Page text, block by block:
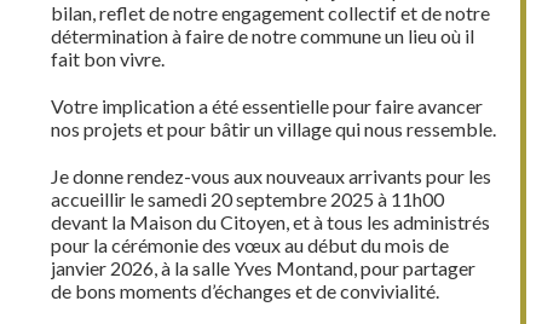
bilan, reflet de notre engagement collectif et de notre
détermination à faire de notre commune un lieu où il
fait bon vivre.
Votre implication a été essentielle pour faire avancer
nos projets et pour bâtir un village qui nous ressemble.
Je donne rendez-vous aux nouveaux arrivants pour les
accueillir le samedi 20 septembre 2025 à 11h00
devant la Maison du Citoyen, et à tous les administrés
pour la cérémonie des vœux au début du mois de
janvier 2026, à la salle Yves Montand, pour partager
de bons moments d’échanges et de convivialité.